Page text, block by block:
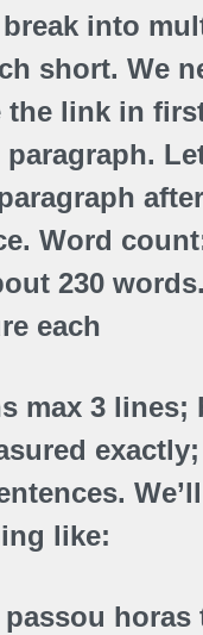
into
short. We
the link in
Word
230
each
max 3 lines;
like:
passou horas